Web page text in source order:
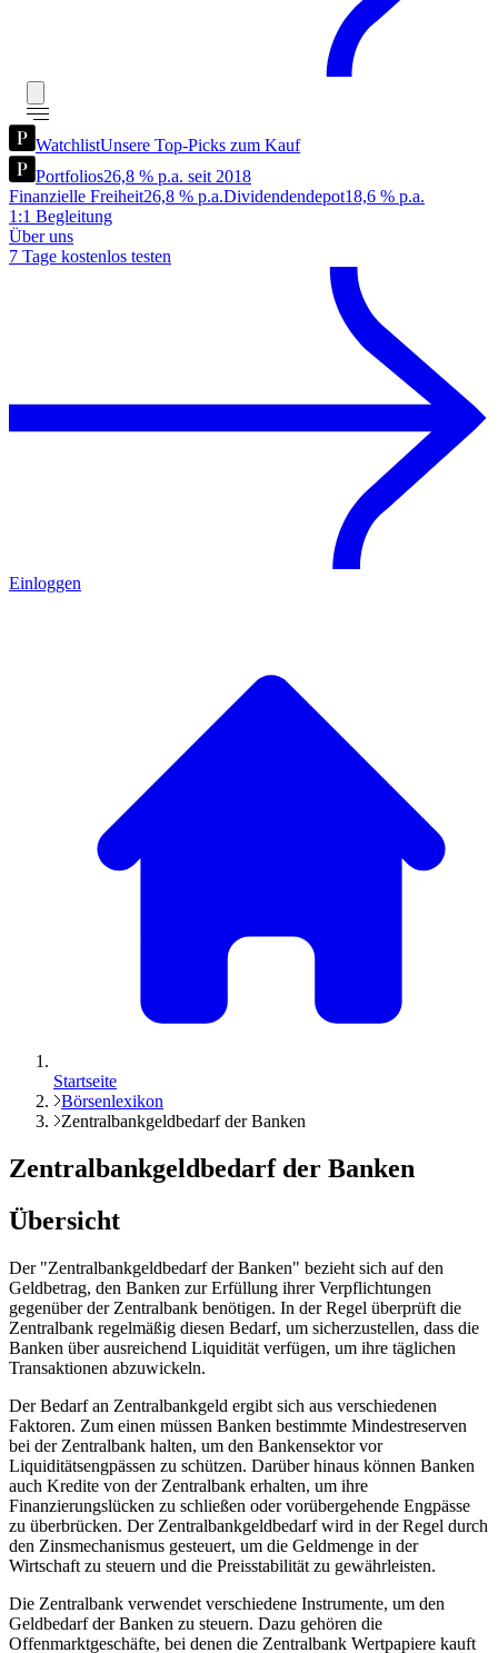
WatchlistUnsere Top-Picks zum Kauf
Portfolios26,8 % p.a. seit 2018
Finanzielle Freiheit26,8 % p.a.Dividendendepot18,6 % p.a.
1:1 Begleitung
Über uns
7 Tage kostenlos testen
Einloggen
Startseite
Börsenlexikon
Zentralbankgeldbedarf der Banken
Zentralbankgeldbedarf der Banken
Übersicht
Der "Zentralbankgeldbedarf der Banken" bezieht sich auf den
Geldbetrag, den Banken zur Erfüllung ihrer Verpflichtungen
gegenüber der Zentralbank benötigen. In der Regel überprüft die
Zentralbank regelmäßig diesen Bedarf, um sicherzustellen, dass die
Banken über ausreichend Liquidität verfügen, um ihre täglichen
Transaktionen abzuwickeln.
Der Bedarf an Zentralbankgeld ergibt sich aus verschiedenen
Faktoren. Zum einen müssen Banken bestimmte Mindestreserven
bei der Zentralbank halten, um den Bankensektor vor
Liquiditätsengpässen zu schützen. Darüber hinaus können Banken
auch Kredite von der Zentralbank erhalten, um ihre
Finanzierungslücken zu schließen oder vorübergehende Engpässe
zu überbrücken. Der Zentralbankgeldbedarf wird in der Regel durch
den Zinsmechanismus gesteuert, um die Geldmenge in der
Wirtschaft zu steuern und die Preisstabilität zu gewährleisten.
Die Zentralbank verwendet verschiedene Instrumente, um den
Geldbedarf der Banken zu steuern. Dazu gehören die
Offenmarktgeschäfte, bei denen die Zentralbank Wertpapiere kauft